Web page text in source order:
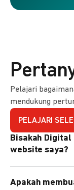
Pelajari
mendukung
PELAJARI
Bisakah
website saya?
atau
Apakah